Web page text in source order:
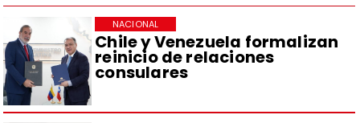
Chile y Venezuela formalizan
reinicio de relaciones
consulares
NACIONAL